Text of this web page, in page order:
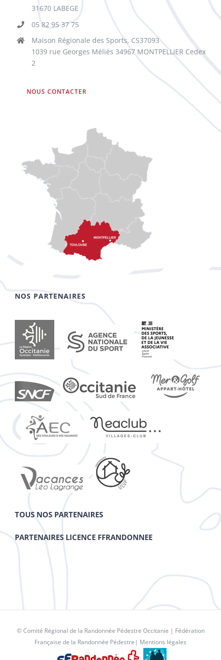
31670 LABEGE
05 82 95 37 75
Maison Régionale des Sports, CS37093
1039 rue Georges Méliès 34967 MONTPELLIER Cedex
2
NOUS CONTACTER
NOS PARTENAIRES
TOUS NOS PARTENAIRES
PARTENAIRES LICENCE FFRANDONNEE
© Comité Régional de la Randonnée Pédestre Occitanie | Fédération
Française de la Randonnée Pédestre | Mentions légales